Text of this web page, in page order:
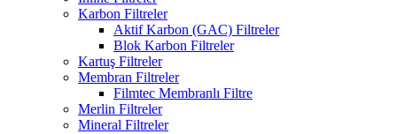
Karbon Filtreler
Aktif Karbon (GAC) Filtreler
Blok Karbon Filtreler
Kartuş Filtreler
Membran Filtreler
Filmtec Membranlı Filtre
Merlin Filtreler
Mineral Filtreler